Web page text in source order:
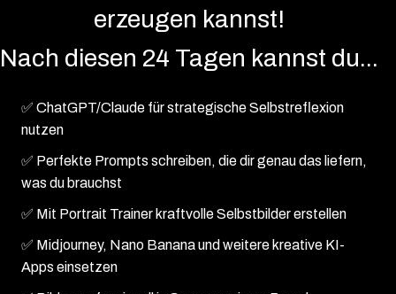
erzeugen kannst!
Nach diesen 24 Tagen kannst du...
✅ ChatGPT/Claude für strategische Selbstreflexion
nutzen
✅ Perfekte Prompts schreiben, die dir genau das liefern,
was du brauchst
✅ Mit Portrait Trainer kraftvolle Selbstbilder erstellen
✅ Midjourney, Nano Banana und weitere kreative KI-
Apps einsetzen